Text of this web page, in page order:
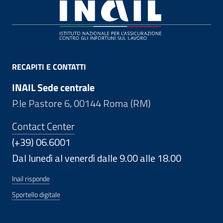
RECAPITI E CONTATTI
INAIL Sede centrale
P.le Pastore 6, 00144 Roma (RM)
Contact Center
(+39) 06.6001
Dal lunedì al venerdì dalle 9.00 alle 18.00
Inail risponde
Sportello digitale